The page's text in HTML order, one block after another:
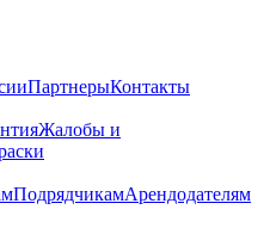
ПартнерыКонтакты
Жалобы и
ПодрядчикамАрендодателям